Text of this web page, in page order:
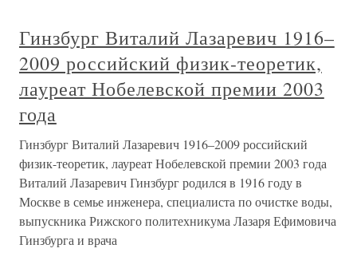
Гинзбург Виталий Лазаревич 1916–
2009 российский физик-теоретик,
лауреат Нобелевской премии 2003
года
Гинзбург Виталий Лазаревич 1916–2009 российский
физик-теоретик, лауреат Нобелевской премии 2003 года
Виталий Лазаревич Гинзбург родился в 1916 году в
Москве в семье инженера, специалиста по очистке воды,
выпускника Рижского политехникума Лазаря Ефимовича
Гинзбурга и врача